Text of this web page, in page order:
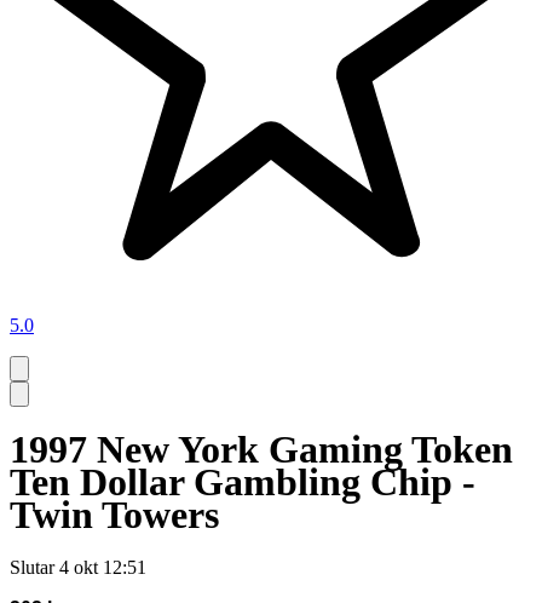
5.0
1997 New York Gaming Token
Ten Dollar Gambling Chip -
Twin Towers
Slutar 4 okt 12:51